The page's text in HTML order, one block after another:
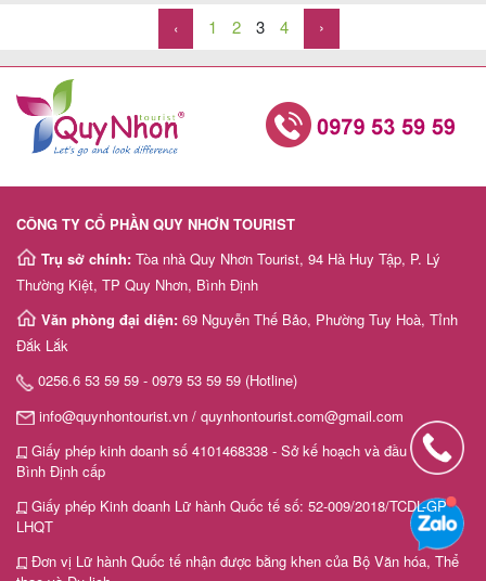
niên Mô tả công việc: + Viết các bài giới thiệu sản […]
‹ 1 2 3 4 ›
CÔNG TY CỔ PHẦN QUY NHƠN TOURIST
Trụ sở chính: Tòa nhà Quy Nhơn Tourist, 94 Hà Huy Tập, P. Lý
Thường Kiệt, TP Quy Nhơn, Bình Định
Văn phòng đại diện: 69 Nguyễn Thế Bảo, Phường Tuy Hoà, Tỉnh
Đắk Lắk
0256.6 53 59 59 - 0979 53 59 59 (Hotline)
info@quynhontourist.vn / quynhontourist.com@gmail.com
Giấy phép kinh doanh số 4101468338 - Sở kế hoạch và đầu tư tỉnh
Bình Định cấp
Giấy phép Kinh doanh Lữ hành Quốc tế số: 52-009/2018/TCDL-GP
LHQT
Đơn vị Lữ hành Quốc tế nhận được bằng khen của Bộ Văn hóa, Thể